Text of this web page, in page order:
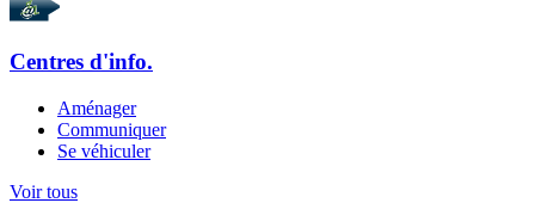
Centres d'info.
Aménager
Communiquer
Se véhiculer
Voir tous